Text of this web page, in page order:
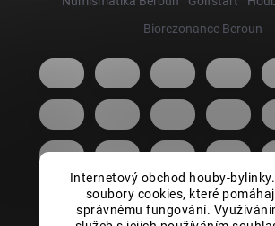
Internetový obchod houby-
soubory cookies, které
správnému fungování.
Biorezonance Beroun